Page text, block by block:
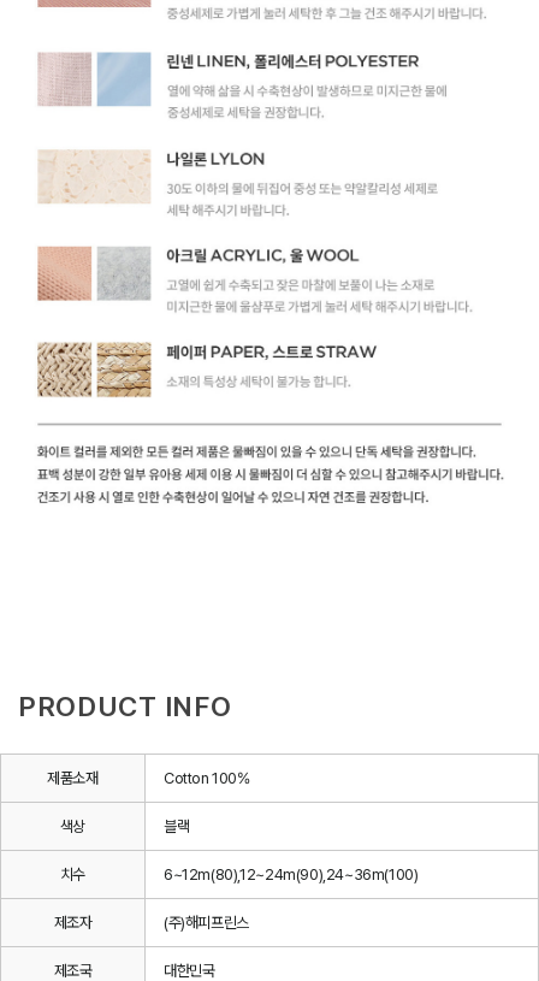
PRODUCT INFO
제품소재 Cotton 100%
색상 블랙
치수 6~12m(80),12~24m(90),24~36m(100)
제조자 (주)해피프린스
제조국 대한민국